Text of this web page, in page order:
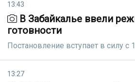
13:43
В Забайкалье ввели
готовности
Постановление вступает в силу с
13:27